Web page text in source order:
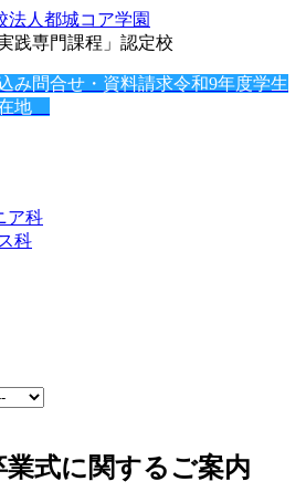
法人都城コア学園
践専門課程」認定校
み問合せ・資料請求令和9年度学生
地
ア科
科
式に関するご案内